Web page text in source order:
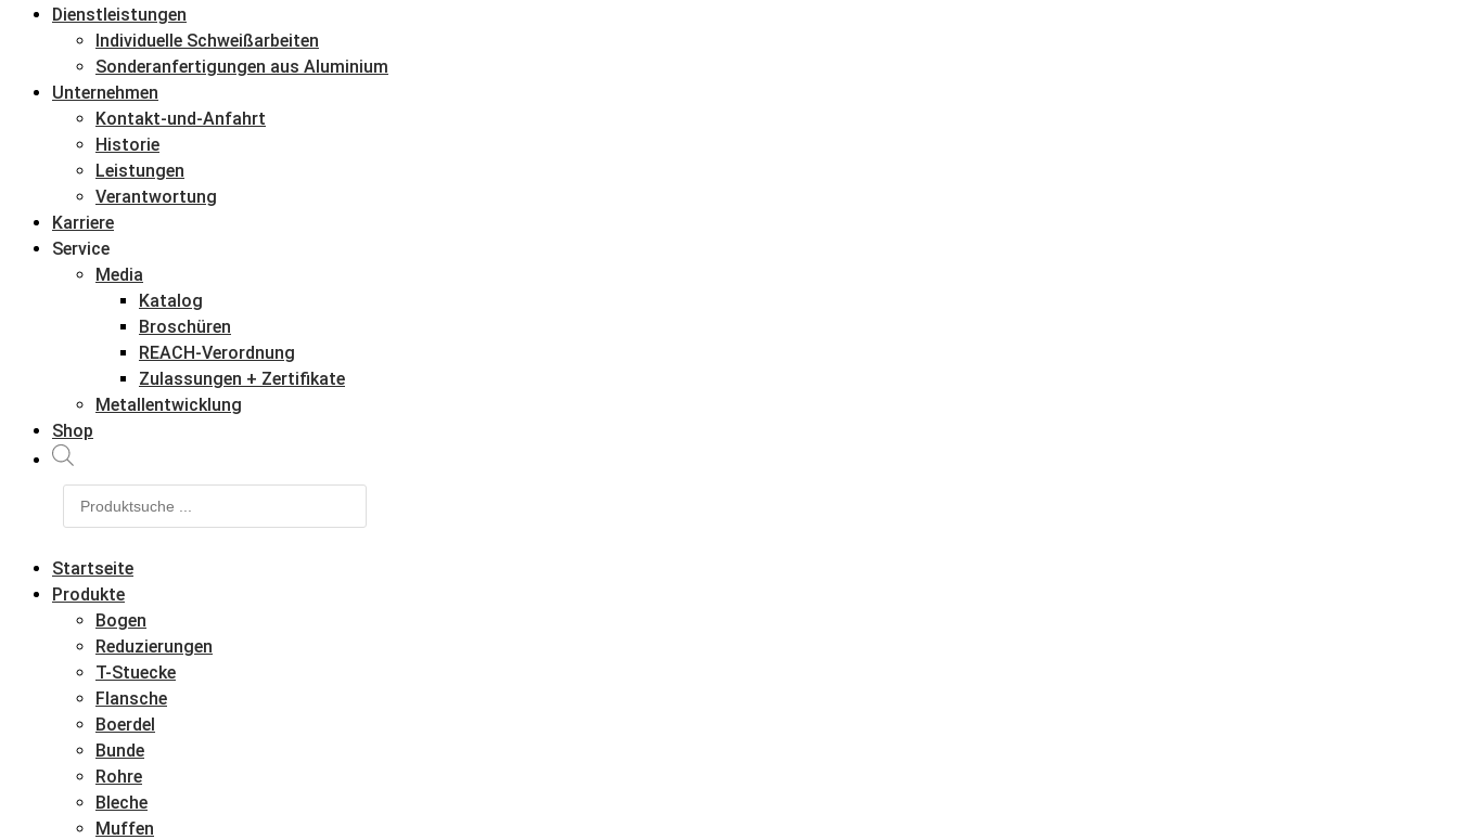
Dienstleistungen
Individuelle Schweißarbeiten
Sonderanfertigungen aus Aluminium
Unternehmen
Kontakt-und-Anfahrt
Historie
Leistungen
Verantwortung
Karriere
Service
Media
Katalog
Broschüren
REACH-Verordnung
Zulassungen + Zertifikate
Metallentwicklung
Shop
search
Startseite
Produkte
Bogen
Reduzierungen
T-Stuecke
Flansche
Boerdel
Bunde
Rohre
Bleche
Muffen